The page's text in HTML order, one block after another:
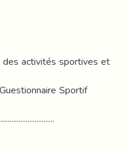
activités sportives et
Sportif